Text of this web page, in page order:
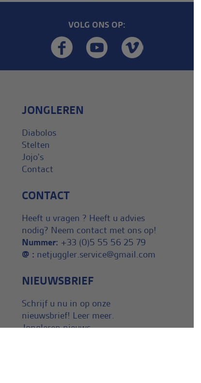
VOLG ONS OP:
JONGLEREN
Diabolos
Stelten
Jojo's
Contact
CONTACT
Heeft u vragen ? Heeft u advies
nodig? Neem contact met ons op!
Nummer: +33 (0)5 55 56 25 79
@ : netjuggler.service@gmail.com
NIEUWSBRIEF
Schrijf u nu in op onze
nieuwsbrief! Leer meer.
Jongleren nieuws.